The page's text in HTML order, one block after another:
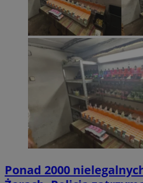
Ponad 2000